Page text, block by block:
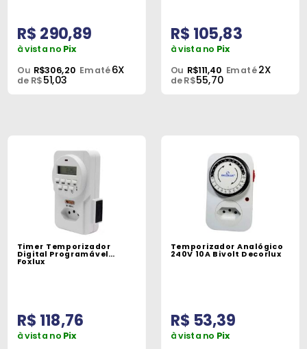
Oficina
Mecânica
R$ 290,89
à vista no Pix
Ou R$306,20 Em até6X
de R$51,03
R$ 105,83
à vista no Pix
Ou R$111,40 Em até2X
de R$55,70
Timer Temporizador
Digital Programável
Foxlux
R$ 118,76
à vista no Pix
Temporizador Analógico
240V 10A Bivolt Decorlux
R$ 53,39
à vista no Pix